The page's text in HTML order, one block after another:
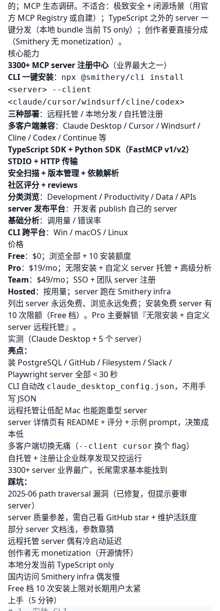
的；MCP 生态调研。不适合：极致安全 + 闭源场景（用官
方 MCP Registry 或自建）；TypeScript 之外的 server 一
键分发（本地 bundle 当前 TS only）；创作者要直接分成
（Smithery 无 monetization）。
核心能力
3300+ MCP server 注册中心 （业界最大之一）
CLI 一键安装：
npx @smithery/cli install
<server> --client
<claude/cursor/windsurf/cline/codex>
三种部署：远程托管 / 本地分发 / 自托管注册
多客户端兼容：Claude Desktop / Cursor / Windsurf /
Cline / Codex / Continue 等
TypeScript SDK + Python SDK（FastMCP v1/v2）
STDIO + HTTP 传输
安全扫描 + 版本管理 + 依赖解析
社区评分 + reviews
分类浏览：Development / Productivity / Data / APIs
server 发布平台：开发者 publish 自己的 server
基础分析：调用量 / 错误率
CLI 跨平台：Win / macOS / Linux
价格
Free：$0；浏览全部 + 10 安装额度
Pro：$19/mo；无限安装 + 自定义 server 托管 + 高级分析
Team：$49/mo；SSO + 团队 server 注册
Hosted：按用量；server 跑在 Smithery infra
列出 server 永远免费、浏览永远免费；安装免费 server 有
10 次限额（Free 档）。Pro 主要解锁『无限安装 + 自定义
server 远程托管』。
实测（Claude Desktop + 5 个 server）
亮点：
装 PostgreSQL / GitHub / Filesystem / Slack /
Playwright server 全部 < 30 秒
CLI 自动改 claude_desktop_config.json，不用手
写 JSON
远程托管让低配 Mac 也能跑重型 server
server 详情页有 README + 评分 + 示例 prompt，决策成
本低
多客户端切换无痛（--client cursor 换个 flag）
自托管 + 注册让企业既享发现又控运行
3300+ server 业界最广，长尾需求基本能找到
踩坑：
2025-06 path traversal 漏洞（已修复，但提示要审
server）
server 质量参差，需自己看 GitHub star + 维护活跃度
部分 server 文档浅，参数靠猜
远程托管 server 偶有冷启动延迟
创作者无 monetization（开源情怀）
本地分发当前 TypeScript only
国内访问 Smithery infra 偶发慢
Free 档 10 次安装上限对长期用户太紧
上手（5 分钟）